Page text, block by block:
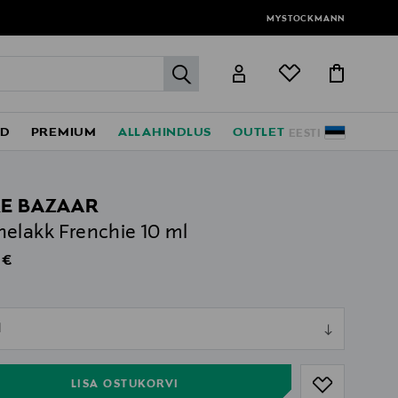
MYSTOCKMANN
label.header.go
EESTI
PREMIUM ALLAHINDLUS OUTLET
BAZAAR
Frenchie 10 ml
Price
€
LISA OSTUKORVI
null